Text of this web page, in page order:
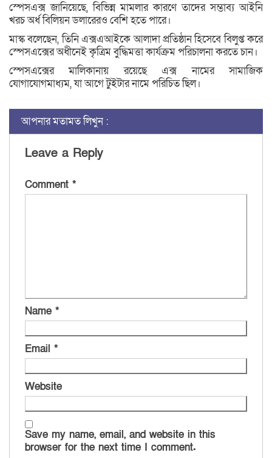
স্পেসএক্স জানিয়েছে, বিভিন্ন মামলার কারণে তাদের সম্ভাব্য আইনি
খরচ অর্ধ বিলিয়ন ডলারেরও বেশি হতে পারে।
মাস্ক বলেছেন, তিনি এক্সএআইকে আলাদা প্রতিষ্ঠান হিসেবে বিলুপ্ত করে
স্পেসএক্সের অধীনেই কৃত্রিম বুদ্ধিমত্তা কার্যক্রম পরিচালনা করতে চান।
স্পেসএক্সের মালিকানায় রয়েছে এক্স নামের সামাজিক
যোগাযোগমাধ্যম, যা আগে টুইটার নামে পরিচিত ছিল।
আপনার মতামত লিখুন :
Leave a Reply
Comment *
Name *
Email *
Website
Save my name, email, and website in this
browser for the next time I comment.